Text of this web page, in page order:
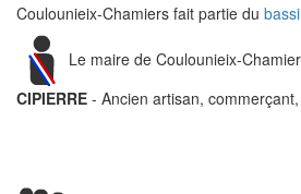
Coulounieix-Chamiers fait partie du
Le maire de Coulounieix-
CIPIERRE - Ancien artisan,